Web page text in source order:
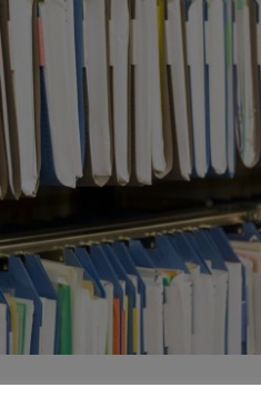
“OfficeLens” für